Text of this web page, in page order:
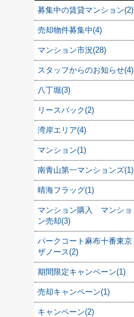
募集中の賃貸マンション(2)
売却物件募集中(4)
マンション市況(28)
スタッフからのお知らせ(4)
八丁堀(3)
リースバック(2)
湾岸エリア(4)
マンション(1)
南青山第一マンションズ(1)
晴海フラッグ(1)
マンション購入 マンショ
ン売却(3)
パークコート麻布十番東京
ザノース(2)
期間限定キャンペーン(1)
売却キャンペーン(1)
キャンペーン(2)